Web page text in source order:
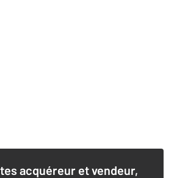
acquéreur et vendeur,